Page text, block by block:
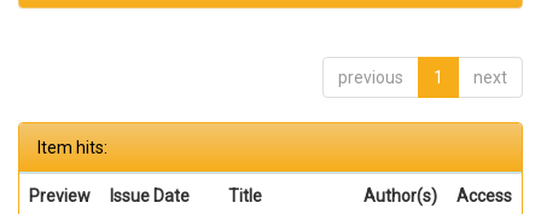
previous 1 next
Item hits:
Preview Issue Date Title Author(s) Access